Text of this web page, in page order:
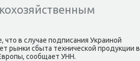
в случае подписания Украиной
рынки сбыта технической продукции в
сообщает УНН.